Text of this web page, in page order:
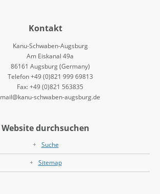
Kontakt
Kanu-Schwaben-Augsburg
Am Eiskanal 49a
86161 Augsburg (Germany)
Telefon +49 (0)821 999 69813
Fax: +49 (0)821 563835
mail@kanu-schwaben-augsburg.de
Website durchsuchen
Suche
Sitemap